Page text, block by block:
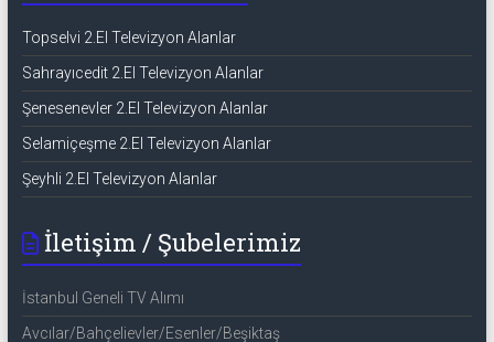
Topselvi 2.El Televizyon Alanlar
Sahrayıcedit 2.El Televizyon Alanlar
Şenesenevler 2.El Televizyon Alanlar
Selamiçeşme 2.El Televizyon Alanlar
Şeyhli 2.El Televizyon Alanlar
İletişim / Şubelerimiz
İstanbul Geneli TV Alımı
Avcılar/Bahçelievler/Esenler/Beşiktaş